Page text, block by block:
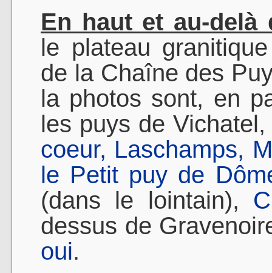
En haut et au-delà
le plateau
de la Chaîne des
la photos sont, en
les puys de
coeur, Laschamps,
le Petit puy de
(dans le lointain),
dessus de
oui.